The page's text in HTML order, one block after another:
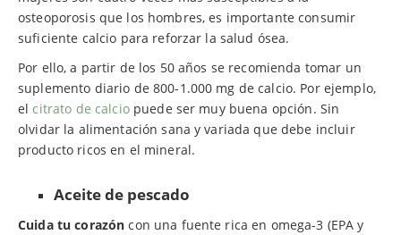
osteoporosis que los hombres, es importante consumir
suficiente calcio para reforzar la salud ósea.
Por ello, a partir de los 50 años se recomienda tomar un
suplemento diario de 800-1.000 mg de calcio. Por ejemplo,
el citrato de calciopuede ser muy buena opción. Sin
olvidar la alimentación sana y variada que debe incluir
producto ricos en el mineral.
Aceite de pescado
Cuida tu corazón con una fuente rica en omega-3 (EPA y